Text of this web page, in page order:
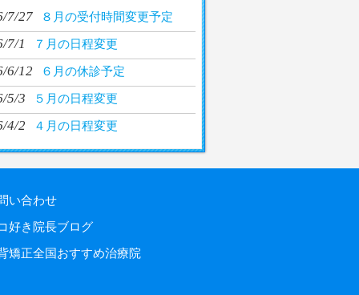
7/27 ８月の受付時間変更予定
7/1 ７月の日程変更
6/12 ６月の休診予定
5/3 ５月の日程変更
4/2 ４月の日程変更
い合わせ
好き院長ブログ
矯正全国おすすめ治療院